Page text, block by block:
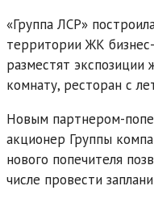
«Группа ЛСР»
территории ЖК
разместят экспозиции
комнату, ресторан с
Новым партнером-
акционер Группы
нового попечителя
числе провести